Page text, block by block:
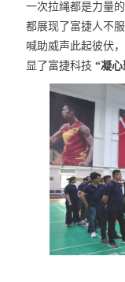
一次拉绳都是力量
都展现了富捷人不
喊助威声此起彼伏
显了富捷科技 “凝